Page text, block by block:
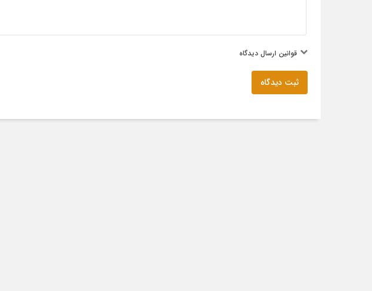
قوانین ارسال دیدگاه
ثبت دیدگاه